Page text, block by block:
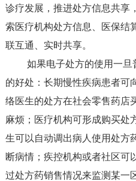
诊疗发展，推进处方信息共享
索医疗机构处方信息、医保结
联互通、实时共享。
如果电子处方的使用一旦
的好处：长期慢性疾病患者可
络医生的处方在社会零售药店
麻烦；医疗机构可形成购买处
生可以自动调出病人使用处方
断病情；疾控机构或者社区可
过处方药销售情况来监测某一